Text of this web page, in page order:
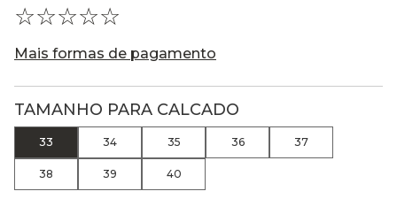
☆☆☆☆☆
Mais formas de pagamento
TAMANHO PARA CALCADO
33 34 35 36 37
38 39 40